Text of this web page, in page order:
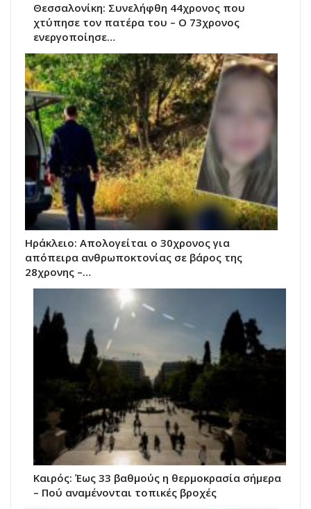
Θεσσαλονίκη: Συνελήφθη 44χρονος που
χτύπησε τον πατέρα του – Ο 73χρονος
ενεργοποίησε…
Ηράκλειο: Απολογείται ο 30χρονος για
απόπειρα ανθρωποκτονίας σε βάρος της
28χρονης –…
Καιρός: Έως 33 βαθμούς η θερμοκρασία σήμερα
– Πού αναμένονται τοπικές βροχές